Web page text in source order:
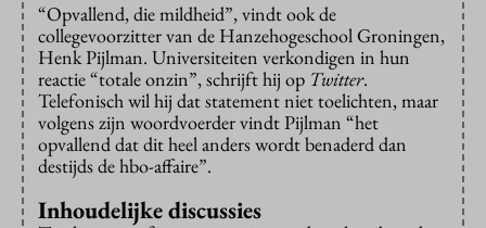
“Opvallend, die mildheid”, vindt ook de
collegevoorzitter van de Hanzehogeschool Groningen,
Henk Pijlman. Universiteiten verkondigen in hun
reactie “totale onzin”, schrijft hij op Twitter.
Telefonisch wil hij dat statement niet toelichten, maar
volgens zijn woordvoerder vindt Pijlman “het
opvallend dat dit heel anders wordt benaderd dan
destijds de hbo-affaire”.
Inhoudelijke discussies